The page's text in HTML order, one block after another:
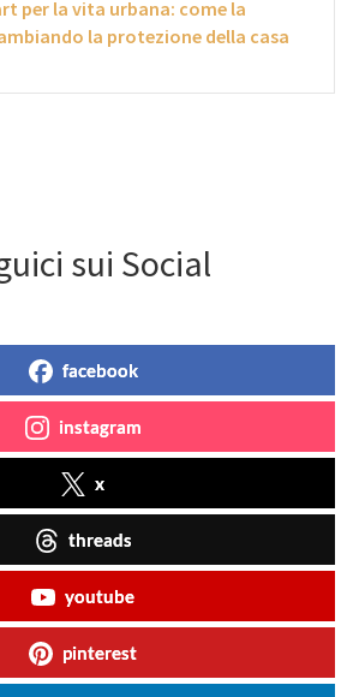
per la vita urbana: come la
la protezione della casa
sui Social
facebook
instagram
x
threads
youtube
pinterest